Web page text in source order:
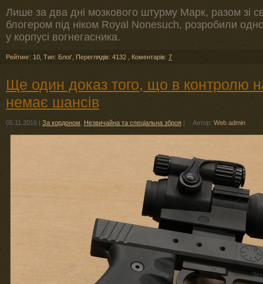
Лише за два дні мозкового штурму Марк, разом зі
блогером під ніком Royal Nonesuch, розробили
у корпусі вогнегасника.
Рейтинг: 10 Тип: Блоґ Переглядів: 4132 Коментарів: 7
Ще один доказ того, що в контролю
немає шансів
05.11.2016 | За кордоном Незвичайна та спеціальна зброя | Автор: Web admin